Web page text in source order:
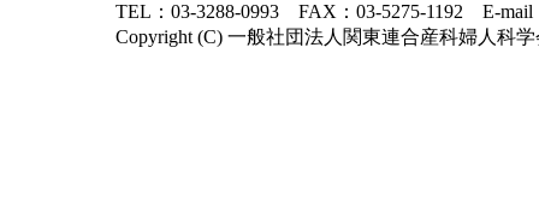
TEL：03-3288-0993 FAX：03-5275-1192 E-mail
Copyright (C) 一般社団法人関東連合産科婦人科